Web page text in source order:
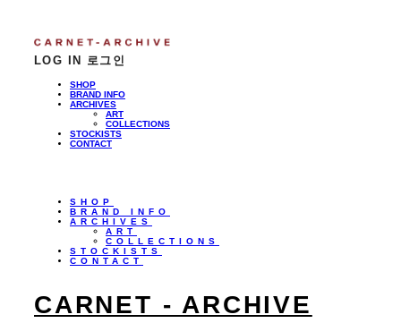
LOG IN 로그인
SHOP
BRAND INFO
ARCHIVES
ART
COLLECTIONS
STOCKISTS
CONTACT
SHOP
BRAND INFO
ARCHIVES
ART
COLLECTIONS
STOCKISTS
CONTACT
CARNET - ARCHIVE